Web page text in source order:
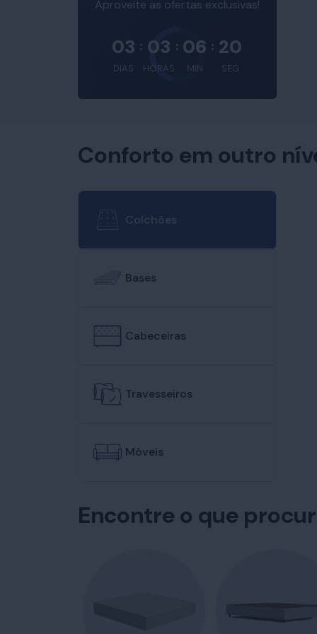
Aproveite as ofertas exclusivas!
03
DIAS
: 03
HORAS
: 06
MIN
: 19
SEG
Conforto em outro
Colchões
Bases
Cabeceiras
Travesseiros
Móveis
Encontre o que